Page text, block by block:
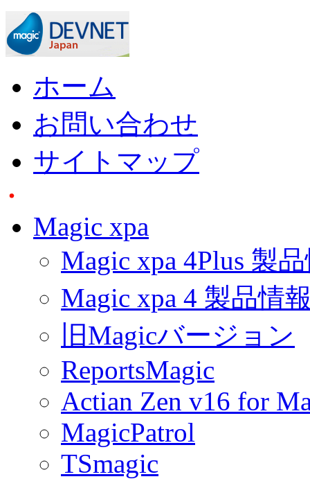
ホーム
お問い合わせ
サイトマップ
Magic xpa
Magic xpa 4Plus 製
Magic xpa 4 製品情
旧Magicバージョン
ReportsMagic
Actian Zen v16 for
MagicPatrol
TSmagic